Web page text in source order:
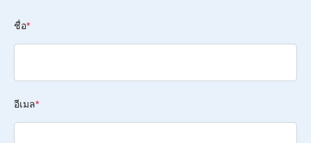
ชื่อ*
อีเมล*